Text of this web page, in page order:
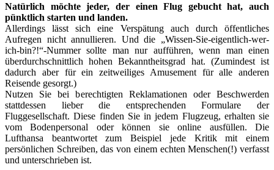
Natürlich möchte jeder, der einen Flug gebucht hat, auch
pünktlich starten und landen.
Allerdings lässt sich eine Verspätung auch durch öffentliches
Aufregen nicht annullieren. Und die „Wissen-Sie-eigentlich-wer-
ich-bin?!“-Nummer sollte man nur aufführen, wenn man einen
überdurchschnittlich hohen Bekanntheitsgrad hat. (Zumindest ist
dadurch aber für ein zeitweiliges Amusement für alle anderen
Reisende gesorgt.)
Nutzen Sie bei berechtigten Reklamationen oder Beschwerden
stattdessen lieber die entsprechenden Formulare der
Fluggesellschaft. Diese finden Sie in jedem Flugzeug, erhalten sie
vom Bodenpersonal oder können sie online ausfüllen. Die
Lufthansa beantwortet zum Beispiel jede Kritik mit einem
persönlichen Schreiben, das von einem echten Menschen(!) verfasst
und unterschrieben ist.